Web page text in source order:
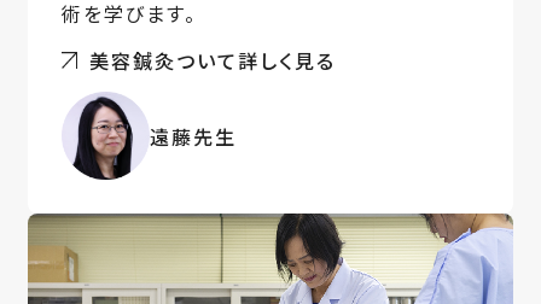
術を学びます。
美容鍼灸ついて詳しく見る
遠藤先生